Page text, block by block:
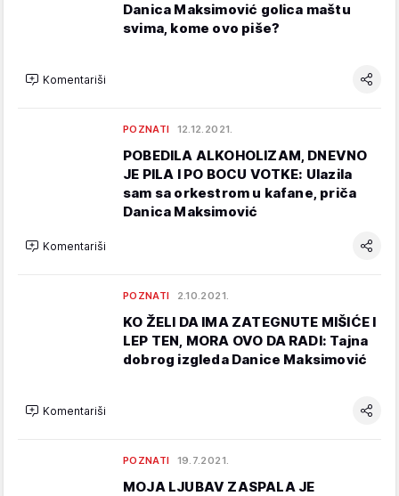
Danica Maksimović golica maštu
svima, kome ovo piše?
Komentariši
POZNATI 12.12.2021.
POBEDILA ALKOHOLIZAM, DNEVNO
JE PILA I PO BOCU VOTKE: Ulazila
sam sa orkestrom u kafane, priča
Danica Maksimović
Komentariši
POZNATI 2.10.2021.
KO ŽELI DA IMA ZATEGNUTE MIŠIĆE I
LEP TEN, MORA OVO DA RADI: Tajna
dobrog izgleda Danice Maksimović
Komentariši
POZNATI 19.7.2021.
MOJA LJUBAV ZASPALA JE